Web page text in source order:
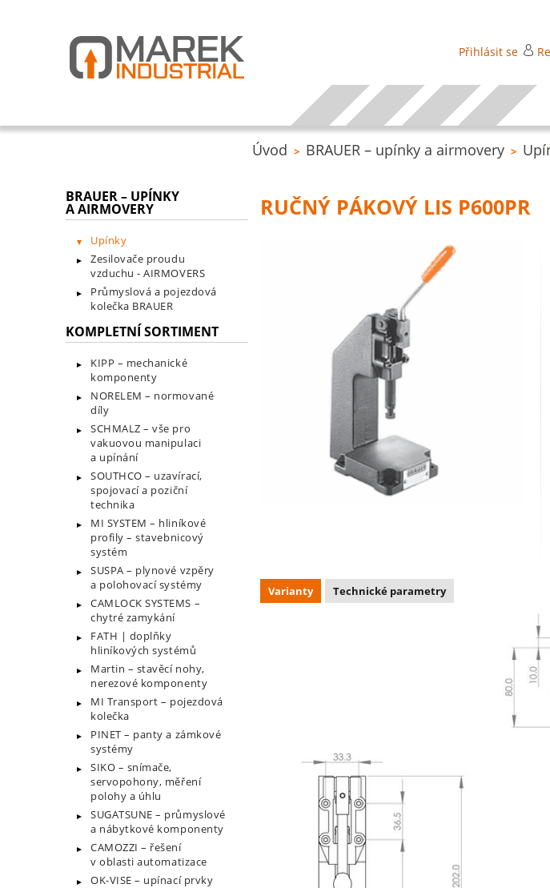
Přihlásit se
Úvod > BRAUER – upínky a airmovery >
BRAUER – UPÍNKY
A AIRMOVERY
Upínky
Zesilovače proudu
vzduchu - AIRMOVERS
Průmyslová a pojezdová
kolečka BRAUER
KOMPLETNÍ SORTIMENT
KIPP – mechanické
komponenty
NORELEM – normované
díly
SCHMALZ – vše pro
vakuovou manipulaci
a upínání
SOUTHCO – uzavírací,
spojovací a poziční
technika
MI SYSTEM – hliníkové
profily – stavebnicový
systém
SUSPA – plynové vzpěry
a polohovací systémy
CAMLOCK SYSTEMS –
chytré zamykání
FATH | doplňky
hliníkových systémů
Martin – stavěcí nohy,
nerezové komponenty
MI Transport – pojezdová
kolečka
PINET – panty a zámkové
systémy
SIKO – snímače,
servopohony, měření
polohy a úhlu
SUGATSUNE – průmyslové
a nábytkové komponenty
CAMOZZI – řešení
v oblasti automatizace
OK-VISE – upínací prvky
RUČNÝ PÁKOVÝ LIS P600PR
Varianty Technické parametry